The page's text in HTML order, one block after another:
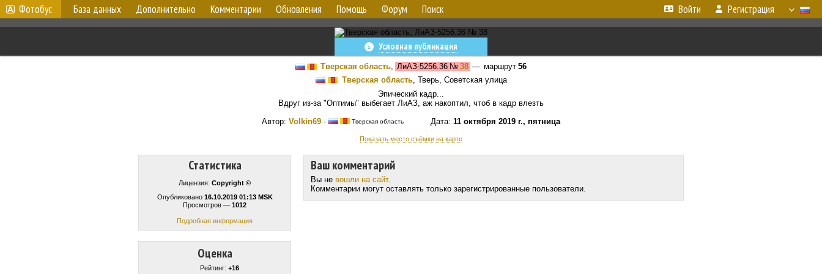
Фотобус База данных Дополнительно Комментарии Обновления Помощь Форум Поиск Войти Регистрация
Условная публикация
Тверская область, ЛиАЗ-5256.36 № 38 — маршрут 56
Тверская область, Тверь, Советская улица
Эпический кадр...
Вдруг из-за "Оптимы" выбегает ЛиАЗ, аж накоптил, чтоб в кадр влезть
Автор: Volkin69 · Тверская область Дата: 11 октября 2019 г., пятница
Показать место съёмки на карте
Статистика
Лицензия: Copyright ©
Опубликовано 16.10.2019 01:13 MSK
Просмотров — 1012
Подробная информация
Оценка
Рейтинг: +16
Ваш комментарий
Вы не вошли на сайт.
Комментарии могут оставлять только зарегистрированные пользователи.